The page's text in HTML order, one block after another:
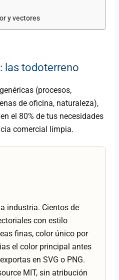
y vectores
las todoterreno
(procesos,
de oficina, naturaleza),
el 80% de tus necesidades
comercial limpia.
industria. Cientos de
con estilo
finas, color único por
el color principal antes
en SVG o PNG.
MIT, sin atribución